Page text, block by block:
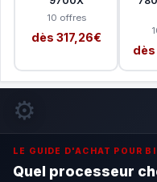
10 offres
dès 317,26€
⚙️
LE GUIDE D'ACHAT POUR
Quel processeur